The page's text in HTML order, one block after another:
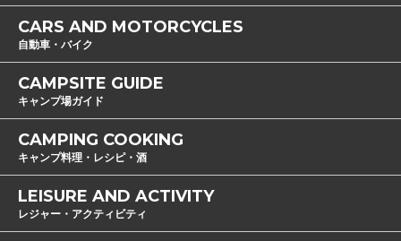
CARS AND MOTORCYCLES
自動車・バイク
CAMPSITE GUIDE
キャンプ場ガイド
CAMPING COOKING
キャンプ料理・レシピ・酒
LEISURE AND ACTIVITY
レジャー・アクティビティ